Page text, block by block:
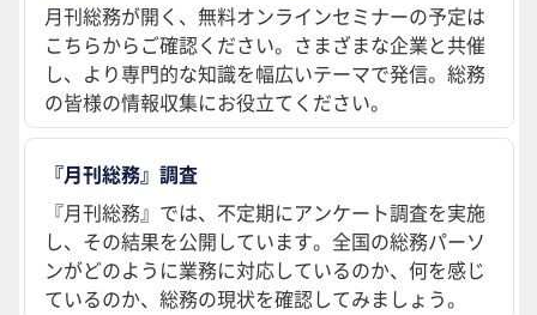
月刊総務が開く、無料オンラインセミナーの予定は
こちらからご確認ください。さまざまな企業と共催
し、より専門的な知識を幅広いテーマで発信。総務
の皆様の情報収集にお役立てください。
『月刊総務』調査
『月刊総務』では、不定期にアンケート調査を実施
し、その結果を公開しています。全国の総務パーソ
ンがどのように業務に対応しているのか、何を感じ
ているのか、総務の現状を確認してみましょう。